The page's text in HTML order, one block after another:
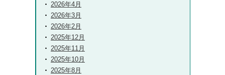
2026年4月
2026年3月
2026年2月
2025年12月
2025年11月
2025年10月
2025年8月